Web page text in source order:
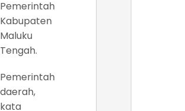
Pemerintah
Kabupaten
Maluku
Tengah.
Pemerintah
daerah,
kata